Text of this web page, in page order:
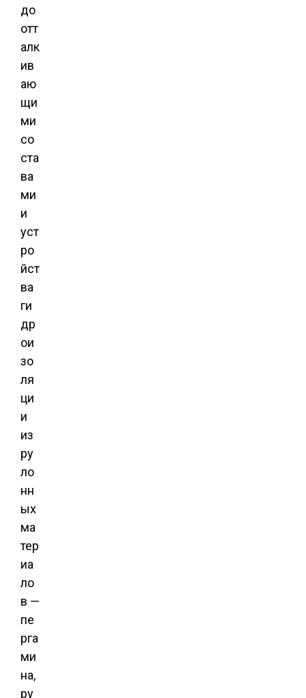
до
отт
алк
ив
аю
щи
ми
со
ста
ва
ми
и
уст
ро
йст
ва
ги
др
ои
зо
ля
ци
и
из
ру
ло
нн
ых
ма
тер
иа
ло
в —
пе
рга
ми
на,
ру